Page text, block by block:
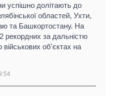
успішно долітають до
областей, Ухти,
та Башкортостану. На
рекордних за дальністю
об'єктах на